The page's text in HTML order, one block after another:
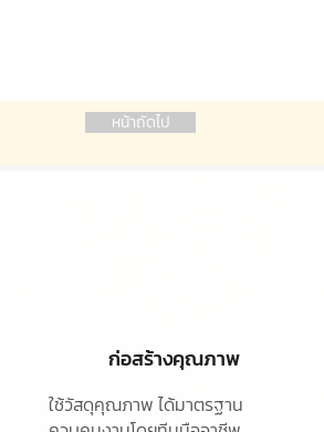
หน้าถัดไป
ก่อสร้างคุณภาพ
ใช้วัสดุคุณภาพ ได้มาตรฐาน